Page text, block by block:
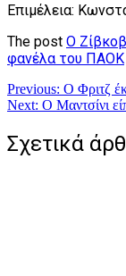
Επιμέλεια:
The post O
φανέλα του ΠΑΟΚ
Πλοήγηση
άρθρων
Previous: Ο Φριτζ
Next: Ο Μαντσίνι
Σχετικά